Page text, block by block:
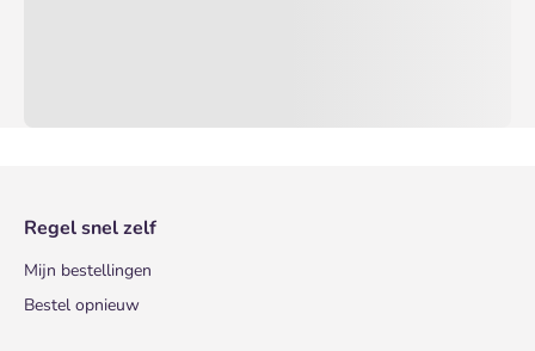
Regel snel zelf
Mijn bestellingen
Bestel opnieuw